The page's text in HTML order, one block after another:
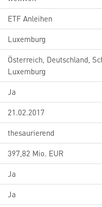
ETF Anleihen
Luxemburg
Österreich, Deutschland,
Luxemburg
Ja
21.02.2017
thesaurierend
397,82 Mio. EUR
Ja
Ja